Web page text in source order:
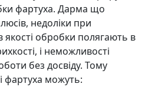
фартуха. Дарма що
недоліки при
якості обробки полягають в
і неможливості
без досвіду. Тому
фартуха можуть: